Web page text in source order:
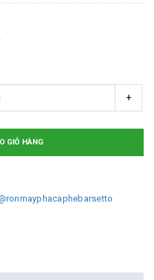
+
GIỎ HÀNG